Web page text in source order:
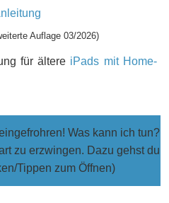
Auflage 03/2026)
für ältere iPads mit Home-
Was kann ich tun?
zu erzwingen. Dazu gehst du
Tippen zum Öffnen)